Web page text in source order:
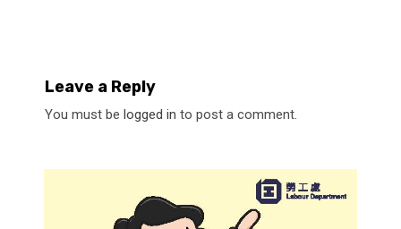
Leave a Reply
You must be logged in to post a comment.